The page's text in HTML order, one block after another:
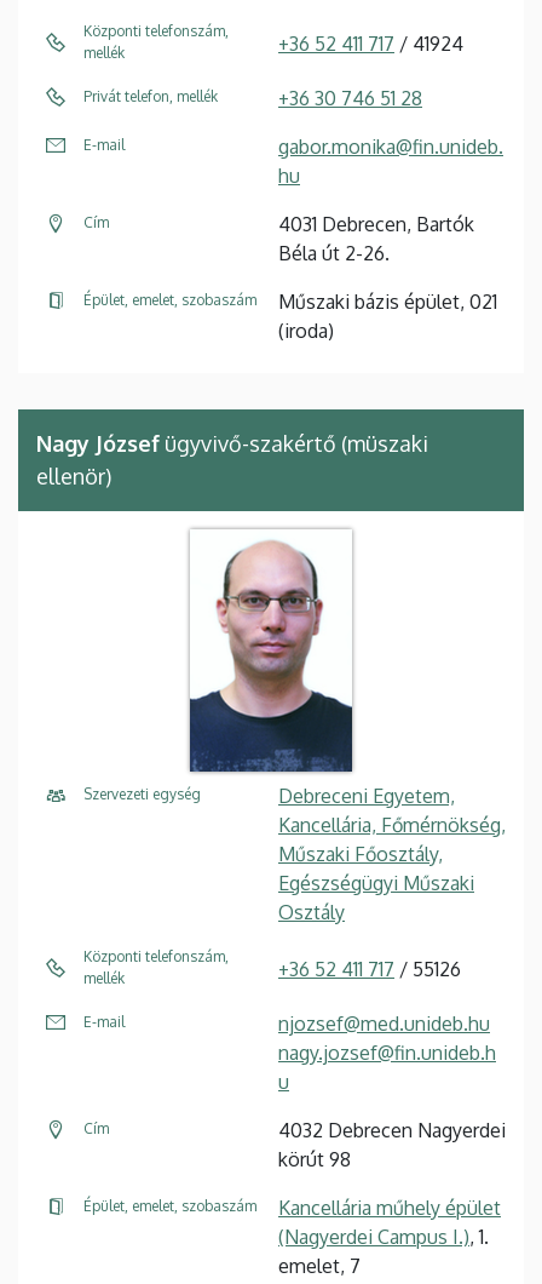
Központi telefonszám,
mellék
+36 52 411 717 / 41924
Privát telefon, mellék +36 30 746 51 28
E-mail
gabor.monika@fin.unideb.
hu
Cím
4031 Debrecen, Bartók
Béla út 2-26.
Épület, emelet, szobaszám
Műszaki bázis épület, 021
(iroda)
Nagy József ügyvivő-szakértő (müszaki
ellenör)
Szervezeti egység
Debreceni Egyetem,
Kancellária, Főmérnökség,
Műszaki Főosztály,
Egészségügyi Műszaki
Osztály
Központi telefonszám,
mellék
+36 52 411 717 / 55126
E-mail
njozsef@med.unideb.hu
nagy.jozsef@fin.unideb.h
u
Cím
4032 Debrecen Nagyerdei
körút 98
Épület, emelet, szobaszám
Kancellária műhely épület
(Nagyerdei Campus I.), 1.
emelet, 7